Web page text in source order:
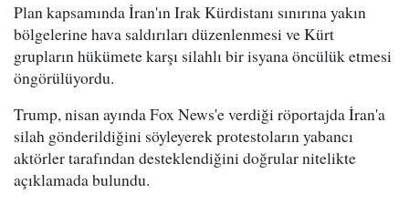
Plan kapsamında İran'ın Irak Kürdistanı sınırına yakın
bölgelerine hava saldırıları düzenlenmesi ve Kürt
grupların hükümete karşı silahlı bir isyana öncülük etmesi
öngörülüyordu.
Trump, nisan ayında Fox News'e verdiği röportajda İran'a
silah gönderildiğini söyleyerek protestoların yabancı
aktörler tarafından desteklendiğini doğrular nitelikte
açıklamada bulundu.